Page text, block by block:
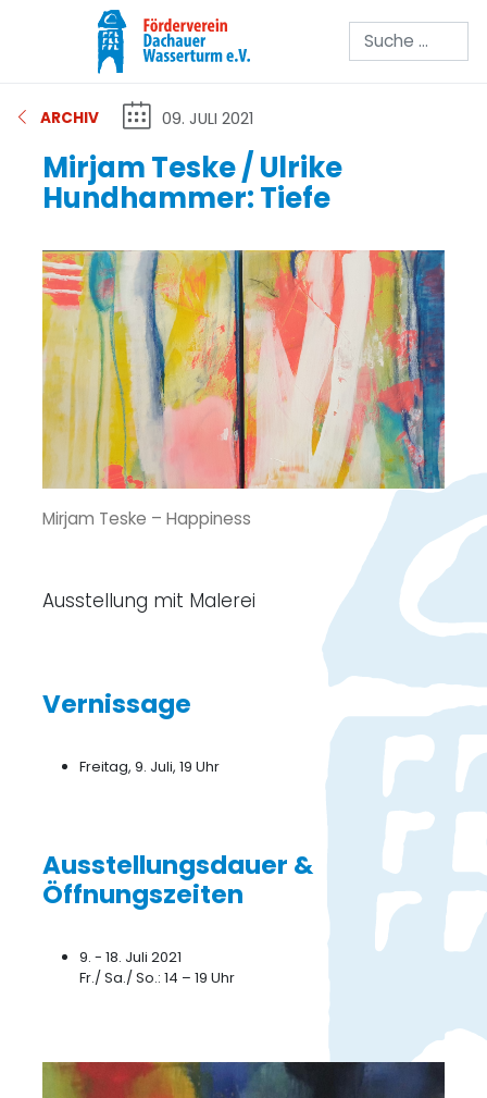
Suchen
ARCHIV 09. JULI 2021
Mirjam Teske / Ulrike
Hundhammer: Tiefe
Mirjam Teske – Happiness
Ausstellung mit Malerei
Vernissage
Freitag, 9. Juli, 19 Uhr
Ausstellungsdauer &
Öffnungszeiten
9. - 18. Juli 2021
Fr./ Sa./ So.: 14 – 19 Uhr